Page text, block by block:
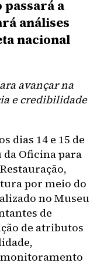
a
análises
nacional
avançar na
e credibilidade
dias 14 e 15 de
Oficina para
por meio do
no Museu
de
de atributos
monitoramento